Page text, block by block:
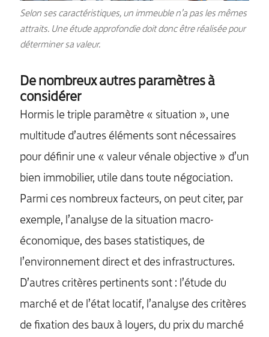
Selon ses caractéristiques, un immeuble n’a pas les mêmes
attraits. Une étude approfondie doit donc être réalisée pour
déterminer sa valeur.
De nombreux autres paramètres à
considérer
Hormis le triple paramètre « situation », une
multitude d’autres éléments sont nécessaires
pour définir une « valeur vénale objective » d’un
bien immobilier, utile dans toute négociation.
Parmi ces nombreux facteurs, on peut citer, par
exemple, l’analyse de la situation macro-
économique, des bases statistiques, de
l’environnement direct et des infrastructures.
D’autres critères pertinents sont : l’étude du
marché et de l’état locatif, l’analyse des critères
de fixation des baux à loyers, du prix du marché